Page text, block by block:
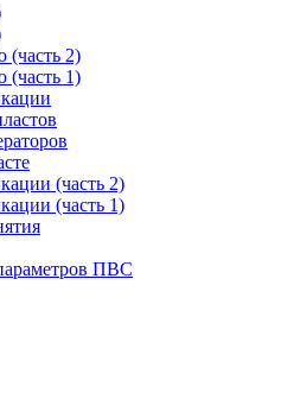
(часть 2)
(часть 1)
(часть 2)
(часть 1)
ПВС